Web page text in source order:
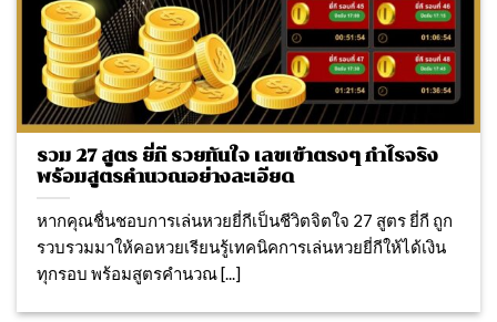
รวม 27 สูตร ยี่กี รวยทันใจ เลขเข้าตรงๆ กำไรจริง
พร้อมสูตรคำนวณอย่างละเอียด
หากคุณชื่นชอบการเล่นหวยยี่กีเป็นชีวิตจิตใจ 27 สูตร ยี่กี ถูก
รวบรวมมาให้คอหวยเรียนรู้เทคนิคการเล่นหวยยี่กีให้ได้เงิน
ทุกรอบ พร้อมสูตรคำนวณ [...]